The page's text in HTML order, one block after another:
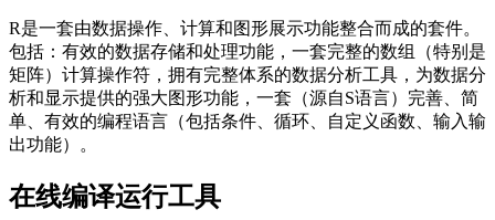
R是一套由数据操作、计算和图形展示功能整合而成的套件。
包括：有效的数据存储和处理功能，一套完整的数组（特别是
矩阵）计算操作符，拥有完整体系的数据分析工具，为数据分
析和显示提供的强大图形功能，一套（源自S语言）完善、简
单、有效的编程语言（包括条件、循环、自定义函数、输入输
出功能）。
在线编译运行工具